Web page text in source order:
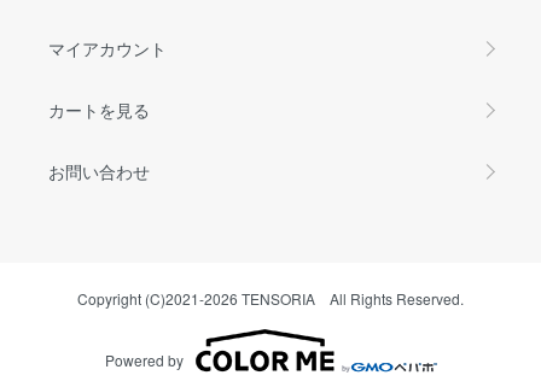
マイアカウント
カートを見る
お問い合わせ
Copyright (C)2021-2026 TENSORIA All Rights Reserved.
Powered by